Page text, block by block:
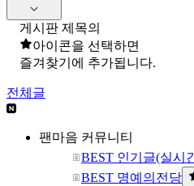
게시판 제목의
아이콘을 선택하면
즐겨찾기에 추가됩니다.
전체글
팬마음 커뮤니티
BEST 인기글(실시
BEST 명예의전당